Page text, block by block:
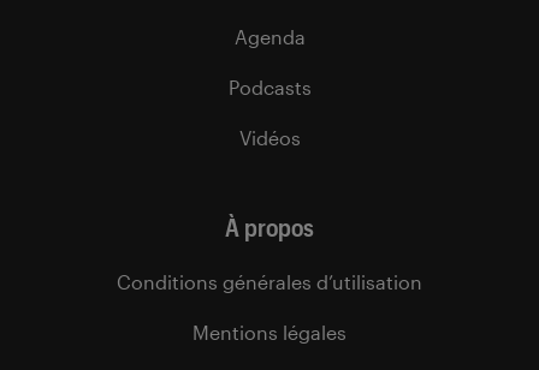
Agenda
Podcasts
Vidéos
À propos
Conditions générales d’utilisation
Mentions légales